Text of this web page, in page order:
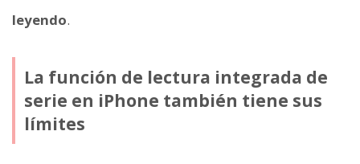
leyendo.
La función de lectura integrada de
serie en iPhone también tiene sus
límites